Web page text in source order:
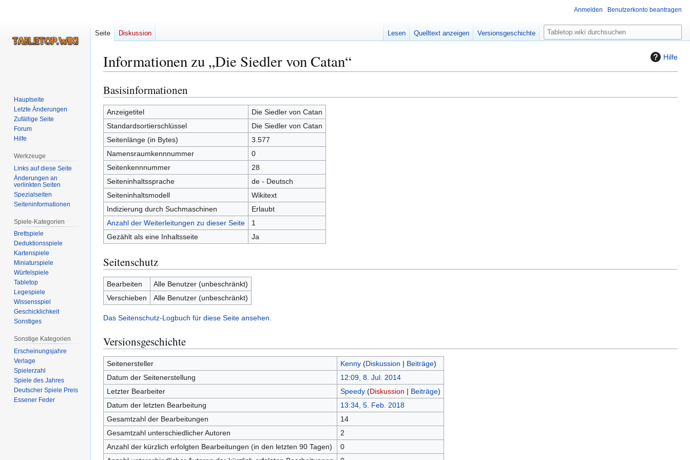
Hilfe
Informationen zu „Die Siedler von Catan“
Zur
Navigation
springen
Zur
Suche
springen
Basisinformationen
Anzeigetitel
Die Siedler von Catan
Standardsortierschlüssel
Die Siedler von Catan
Seitenlänge (in Bytes)
3.577
Namensraumkennnummer
0
Seitenkennnummer
28
Seiteninhaltssprache
de - Deutsch
Seiteninhaltsmodell
Wikitext
Indizierung durch Suchmaschinen
Erlaubt
Anzahl der Weiterleitungen zu dieser Seite
1
Gezählt als eine Inhaltsseite
Ja
Seitenschutz
Bearbeiten
Alle Benutzer (unbeschränkt)
Verschieben
Alle Benutzer (unbeschränkt)
Das Seitenschutz-Logbuch für diese Seite ansehen.
Versionsgeschichte
Seitenersteller Kenny (Diskussion | Beiträge)
Datum der Seitenerstellung
12:09, 8. Jul. 2014
Letzter Bearbeiter
Speedy (Diskussion | Beiträge)
Datum der letzten Bearbeitung
13:34, 5. Feb. 2018
Gesamtzahl der Bearbeitungen
14
Gesamtzahl unterschiedlicher Autoren
2
Anzahl der kürzlich erfolgten Bearbeitungen (in den letzten 90 Tagen)
0
Anmelden Benutzerkonto beantragen
Seite Diskussion Lesen Quelltext anzeigen Versionsgeschichte
S
u
e
Hauptseite
Letzte Änderungen
Zufällige Seite
Forum
Hilfe
Werkzeuge
Links auf diese Seite
Änderungen an
verlinkten Seiten
Spezialseiten
Seiten­­informationen
Spiele-Kategorien
Brettspiele
Deduktionsspiele
Kartenspiele
Miniaturspiele
Würfelspiele
Tabletop
Legespiele
Wissensspiel
Geschicklichkeit
Sonstiges
Sonstige Kategorien
Erscheinungsjahre
Verlage
Spielerzahl
Spiele des Jahres
Deutscher Spiele Preis
Essener Feder